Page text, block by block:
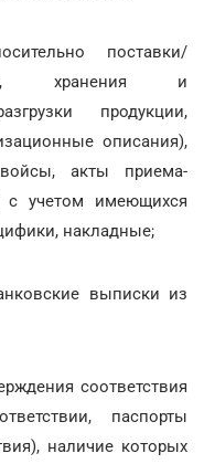
поставки/
хранения и
продукции,
описания),
акты приема-
с учетом имеющихся
накладные;
выписки из
соответствия
паспорты
наличие которых